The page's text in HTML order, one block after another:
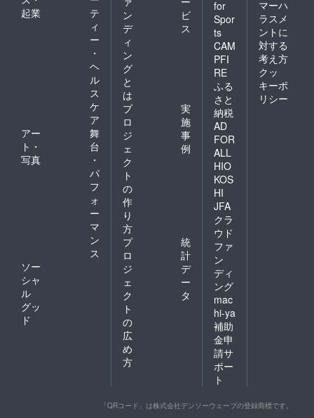
起業
テ
ィ
ー
・
ヘ
ル
ス
ケ
ア
アー
ト・
写真
舞
台
・
パ
フ
ォ
ー
マ
ン
ス
ソー
シャ
ル
グッ
ド
ン
デ
ィ
ン
グ
と
は
ビ
ス
プ
ロ
ジ
ェ
ク
ト
の
作
り
方
実
施
事
例
プ
ロ
ジ
ェ
ク
ト
の
広
め
方
統
計
デ
ー
タ
for
Spor
ts
CAM
PFI
RE
ふる
さと
納税
AD
FOR
ALL
HIO
KOS
HI
JFA
クラ
ウド
ファ
ン
ディ
ング
mac
hi-ya
補助
金申
請サ
ポー
ト
マーハ
ラスメ
ントに
対する
考え方
クッ
キーポ
リシー
「QRコード」は株式会社デンソーウェーブの登録商標です。